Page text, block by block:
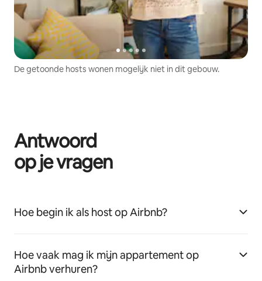
De getoonde hosts wonen mogelijk niet in dit gebouw.
Antwoord
op je vragen
Hoe begin ik als host op Airbnb?
Hoe vaak mag ik mijn appartement op
Airbnb verhuren?